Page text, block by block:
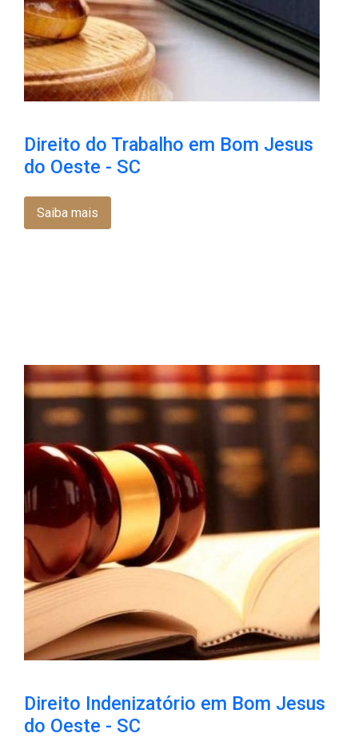
Direito do Trabalho em Bom Jesus
do Oeste - SC
Saiba mais
Direito Indenizatório em Bom Jesus
do Oeste - SC